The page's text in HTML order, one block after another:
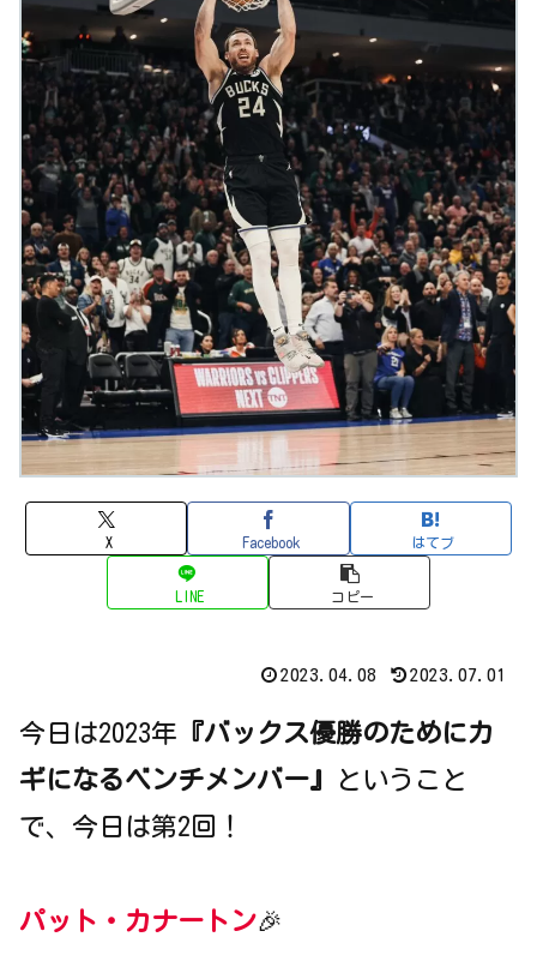
X Facebook はてブ
LINE コピー
2023.04.08 2023.07.01
今日は2023年 『バックス優勝のためにカ
ギになるベンチメンバー』
ということ
で、今日は第2回！
パット・カナートン🎉